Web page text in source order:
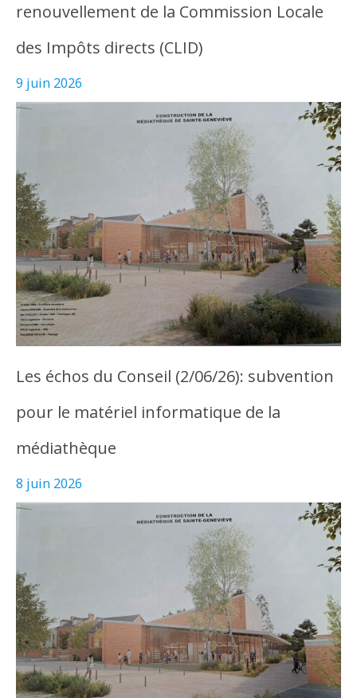
renouvellement de la Commission Locale
des Impôts directs (CLID)
9 juin 2026
Les échos du Conseil (2/06/26): subvention
pour le matériel informatique de la
médiathèque
8 juin 2026